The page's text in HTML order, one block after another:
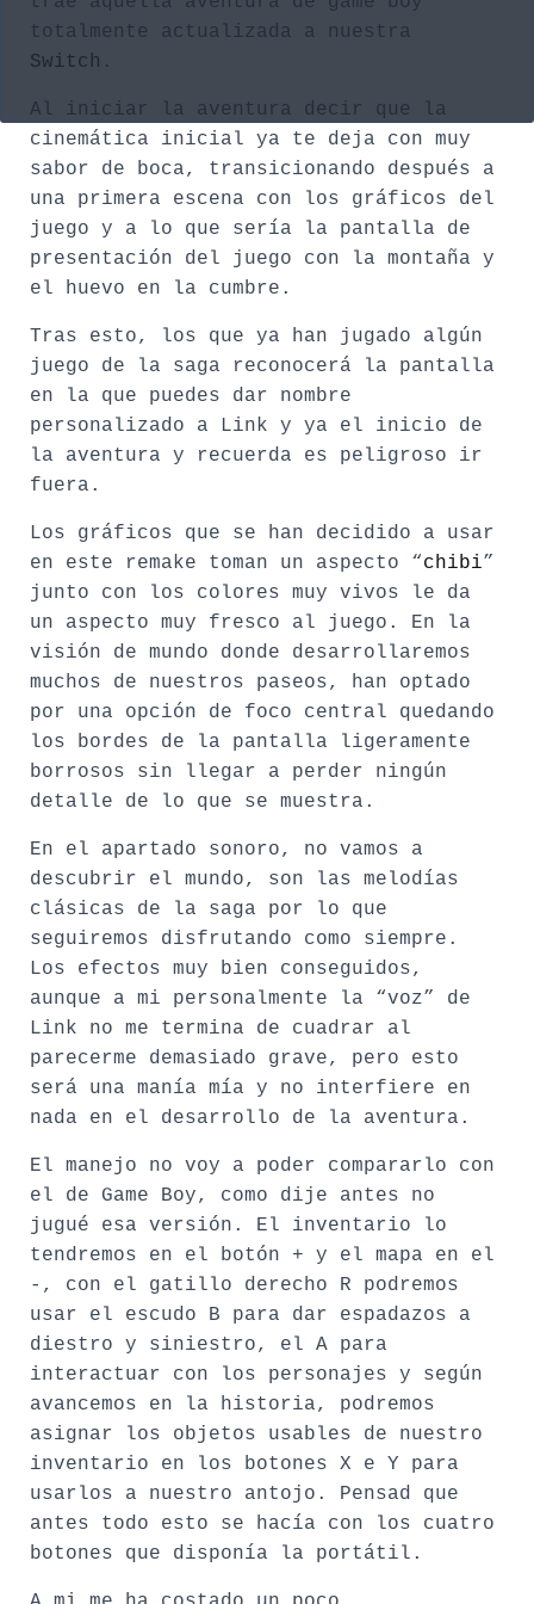
totalmente actualizada a nuestra
Switch .
Al iniciar la aventura decir que la
cinemática inicial ya te deja con muy
sabor de boca, transicionando después a
una primera escena con los gráficos del
juego y a lo que sería la pantalla de
presentación del juego con la montaña y
el huevo en la cumbre.
Tras esto, los que ya han jugado algún
juego de la saga reconocerá la pantalla
en la que puedes dar nombre
personalizado a Link y ya el inicio de
la aventura y recuerda es peligroso ir
fuera.
Los gráficos que se han decidido a usar
en este remake toman un aspecto “chibi”
junto con los colores muy vivos le da
un aspecto muy fresco al juego. En la
visión de mundo donde desarrollaremos
muchos de nuestros paseos, han optado
por una opción de foco central quedando
los bordes de la pantalla ligeramente
borrosos sin llegar a perder ningún
detalle de lo que se muestra.
En el apartado sonoro, no vamos a
descubrir el mundo, son las melodías
clásicas de la saga por lo que
seguiremos disfrutando como siempre.
Los efectos muy bien conseguidos,
aunque a mi personalmente la “voz” de
Link no me termina de cuadrar al
parecerme demasiado grave, pero esto
será una manía mía y no interfiere en
nada en el desarrollo de la aventura.
El manejo no voy a poder compararlo con
el de Game Boy, como dije antes no
jugué esa versión. El inventario lo
tendremos en el botón + y el mapa en el
-, con el gatillo derecho R podremos
usar el escudo B para dar espadazos a
diestro y siniestro, el A para
interactuar con los personajes y según
avancemos en la historia, podremos
asignar los objetos usables de nuestro
inventario en los botones X e Y para
usarlos a nuestro antojo. Pensad que
antes todo esto se hacía con los cuatro
botones que disponía la portátil.